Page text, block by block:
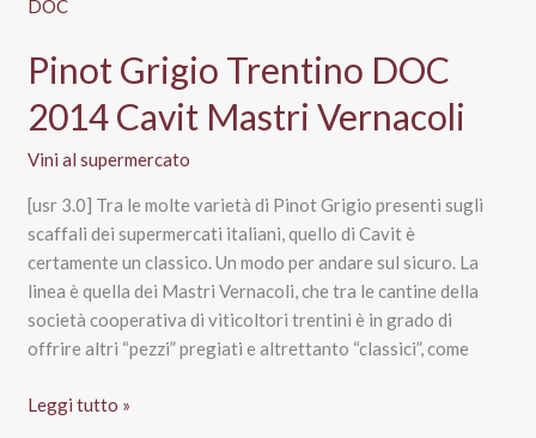
Pinot Grigio Trentino DOC
2014 Cavit Mastri Vernacoli
Vini al supermercato
[usr 3.0] Tra le molte varietà di Pinot Grigio presenti sugli
scaffali dei supermercati italiani, quello di Cavit è
certamente un classico. Un modo per andare sul sicuro. La
linea è quella dei Mastri Vernacoli, che tra le cantine della
società cooperativa di viticoltori trentini è in grado di
offrire altri “pezzi” pregiati e altrettanto “classici”, come
Pinot
Leggi tutto »